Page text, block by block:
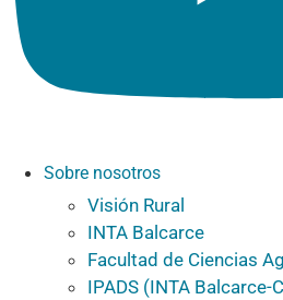
Sobre nosotros
Visión Rural
INTA Balcarce
Facultad de Ciencias
IPADS (INTA Balcarce-